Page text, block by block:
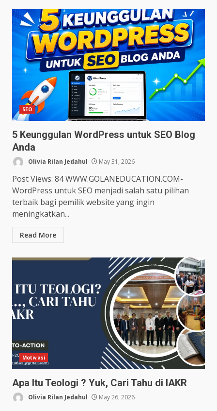
SEO
5 Keunggulan WordPress untuk SEO Blog
Anda
Olivia Rilan Jedahul May 31, 2026
Post Views: 84 WWW.GOLANEDUCATION.COM-
WordPress untuk SEO menjadi salah satu pilihan
terbaik bagi pemilik website yang ingin
meningkatkan...
Read More
Motivasi
Apa Itu Teologi ? Yuk, Cari Tahu di IAKR
Olivia Rilan Jedahul May 26, 2026